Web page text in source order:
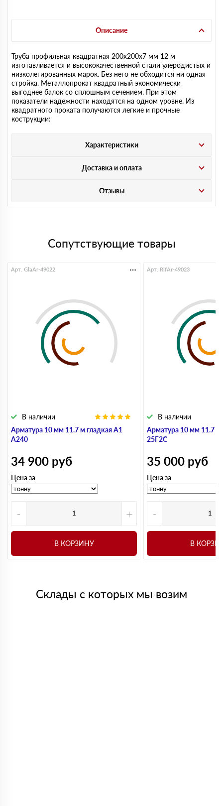
Описание
Труба профильная квадратная 200х200х7 мм 12 м
изготавливается и высококачественной стали улеродистых и
низколегированных марок. Без него не обходится ни одная
стройка. Металлопрокат квадратный экономически
выгоднее балок со сплошным сечением. При этом
показатели надежности находятся на одном уровне. Из
квадратного проката получаются легкие и прочные
кострукции:
Характеристики
Доставка и оплата
Отзывы
Сопутствующие товары
Арматура 10 мм 11.7 м гладкая А1
А240
В наличии
Арт. GlaAr-49022
34 900 руб
Цена за
- +
В КОРЗИНУ
Арматура 10 мм 11.7 м
25Г2С
В наличии
Арт. RifAr-49023
35 000 руб
Цена за
-
В
Склады с которых мы возим